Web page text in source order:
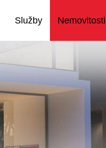
Služby Nemovitosti